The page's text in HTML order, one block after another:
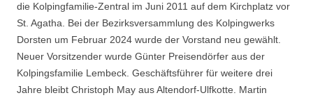
die Kolpingfamilie-Zentral im Juni 2011 auf dem Kirchplatz vor
St. Agatha. Bei der Bezirksversammlung des Kolpingwerks
Dorsten um Februar 2024 wurde der Vorstand neu gewählt.
Neuer Vorsitzender wurde Günter Preisendörfer aus der
Kolpingsfamilie Lembeck. Geschäftsführer für weitere drei
Jahre bleibt Christoph May aus Altendorf-Ulfkotte. Martin